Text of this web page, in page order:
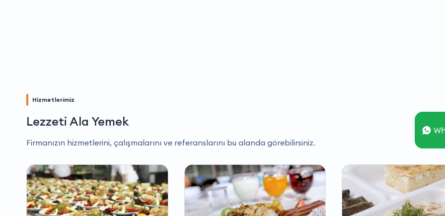
Hizmetlerimiz
Lezzeti Ala Yemek
Firmanızın hizmetlerini, çalışmalarını ve referanslarını bu alanda görebilirsiniz.